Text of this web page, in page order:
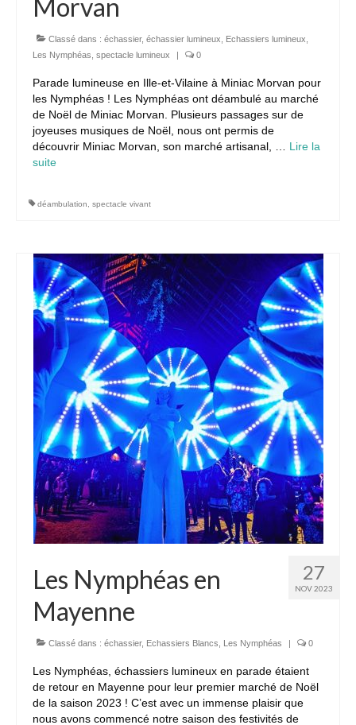
Morvan
Classé dans : échassier, échassier lumineux Echassiers lumineux
Les Nymphéas spectacle lumineux | 0
Parade lumineuse en Ille-et-Vilaine à Miniac Morvan pour
les Nymphéas ! Les Nymphéas ont déambulé au marché
de Noël de Miniac Morvan. Plusieurs passages sur de
joyeuses musiques de Noël, nous ont permis de
découvrir Miniac Morvan, son marché artisanal, … Lire la
suite­­
déambulation spectacle vivant
27
NOV 2023
Les Nymphéas en
Mayenne
Classé dans : échassier, Echassiers Blancs Les Nymphéas | 0
Les Nymphéas, échassiers lumineux en parade étaient
de retour en Mayenne pour leur premier marché de Noël
de la saison 2023 ! C’est avec un immense plaisir que
nous avons commencé notre saison des festivités de